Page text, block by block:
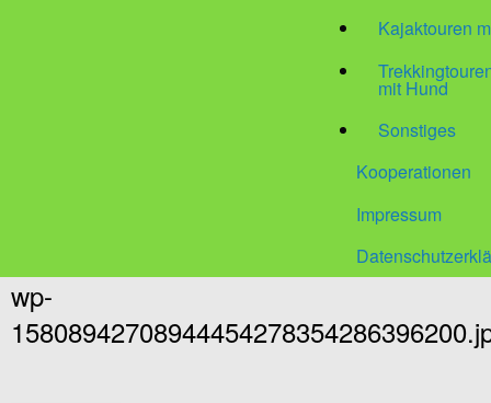
Kajaktouren
mit Hund
Sonstiges
Kooperationen
Impressum
wp-